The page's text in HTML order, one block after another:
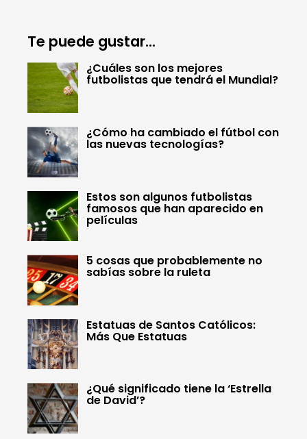
Te puede gustar...
¿Cuáles son los mejores
futbolistas que tendrá el Mundial?
¿Cómo ha cambiado el fútbol con
las nuevas tecnologías?
Estos son algunos futbolistas
famosos que han aparecido en
películas
5 cosas que probablemente no
sabías sobre la ruleta
Estatuas de Santos Católicos:
Más Que Estatuas
¿Qué significado tiene la ‘Estrella
de David’?